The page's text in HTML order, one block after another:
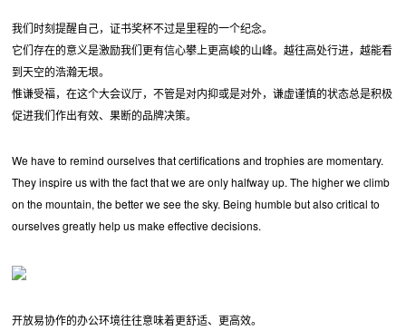
我们时刻提醒自己，证书奖杯不过是里程的一个纪念。
它们存在的意义是激励我们更有信心攀上更高峻的山峰。越往高处行进，越能看
到天空的浩瀚无垠。
惟谦受福，在这个大会议厅，不管是对内抑或是对外，谦虚谨慎的状态总是积极
促进我们作出有效、果断的品牌决策。
We have to remind ourselves that certifications and trophies are momentary.
They inspire us with the fact that we are only halfway up. The higher we climb
on the mountain, the better we see the sky. Being humble but also critical to
ourselves greatly help us make effective decisions.
开放易协作的办公环境往往意味着更舒适、更高效。